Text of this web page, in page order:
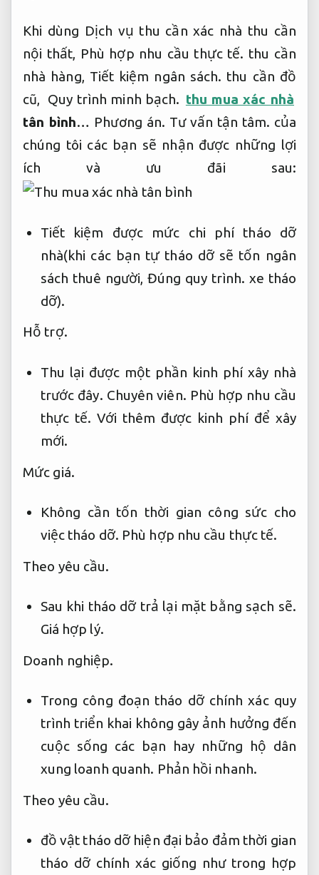
Khi dùng Dịch vụ thu cần xác nhà thu cần
nội thất, Phù hợp nhu cầu thực tế. thu cần
nhà hàng, Tiết kiệm ngân sách. thu cần đồ
cũ, Quy trình minh bạch. thu mua xác nhà
tân bình… Phương án. Tư vấn tận tâm. của
chúng tôi các bạn sẽ nhận được những lợi
ích và ưu đãi sau:
Tiết kiệm được mức chi phí tháo dỡ
nhà(khi các bạn tự tháo dỡ sẽ tốn ngân
sách thuê người, Đúng quy trình. xe tháo
dỡ).
Hỗ trợ.
Thu lại được một phần kinh phí xây nhà
trước đây. Chuyên viên. Phù hợp nhu cầu
thực tế. Với thêm được kinh phí để xây
mới.
Mức giá.
Không cần tốn thời gian công sức cho
việc tháo dỡ. Phù hợp nhu cầu thực tế.
Theo yêu cầu.
Sau khi tháo dỡ trả lại mặt bằng sạch sẽ.
Giá hợp lý.
Doanh nghiệp.
Trong công đoạn tháo dỡ chính xác quy
trình triển khai không gây ảnh hưởng đến
cuộc sống các bạn hay những hộ dân
xung loanh quanh. Phản hồi nhanh.
Theo yêu cầu.
đồ vật tháo dỡ hiện đại bảo đảm thời gian
tháo dỡ chính xác giống như trong hợp